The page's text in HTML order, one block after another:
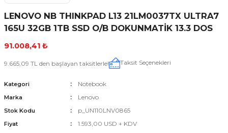
LENOVO NB THINKPAD L13 21LM0037TX ULTRA7
165U 32GB 1TB SSD O/B DOKUNMATİK 13.3 DOS
91.008,41 ₺
9.665,09 TL den başlayan taksitlerle! Taksit Seçenekleri
Kategori Notebook
Marka Lenovo
Stok Kodu p_UN110LNV0865
Fiyat 1.593,00 USD + KDV